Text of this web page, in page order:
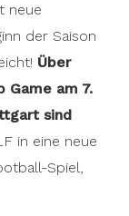
neue
der Saison
Über
Game am 7.
sind
in eine neue
Spiel,